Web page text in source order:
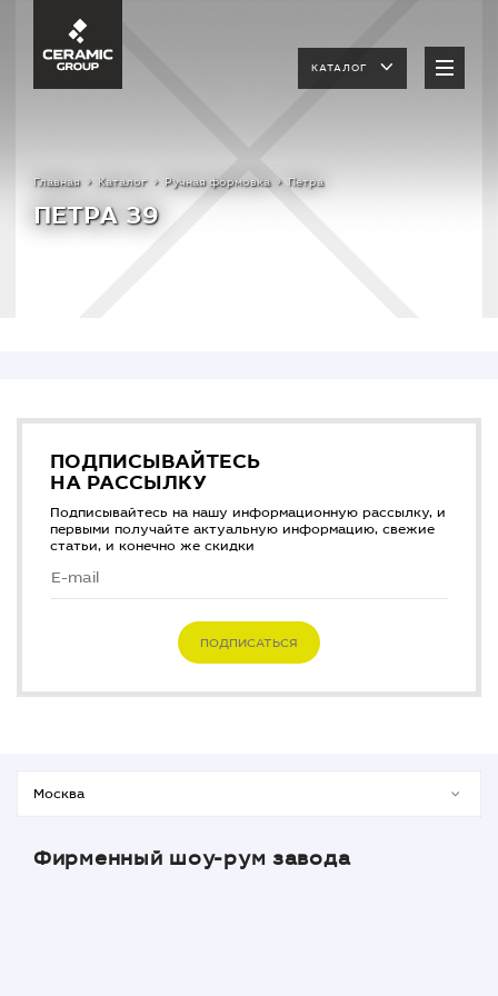
КАТАЛОГ
Главная Каталог Ручная формовка Петра
ПЕТРА 39
ПОДПИСЫВАЙТЕСЬ
НА РАССЫЛКУ
Подписывайтесь на нашу информационную рассылку, и
первыми получайте актуальную информацию, свежие
статьи, и конечно же скидки
ПОДПИСАТЬСЯ
Фирменный шоу-рум завода